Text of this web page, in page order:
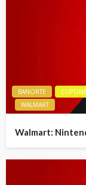
BANORTE
WALMART
Walmart: